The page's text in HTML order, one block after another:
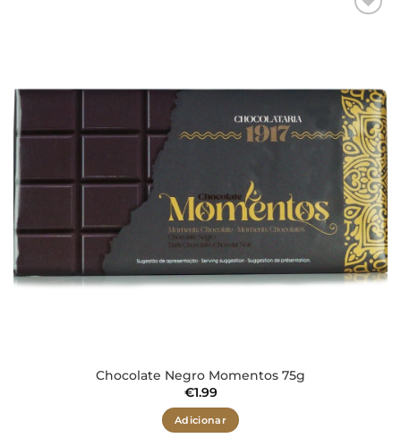
Chocolate Negro Momentos 75g
€1.99
Adicionar